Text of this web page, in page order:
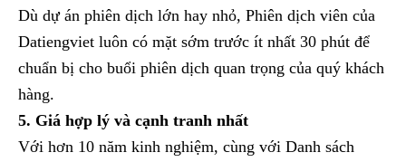
Dù dự án phiên dịch lớn hay nhỏ, Phiên dịch viên của
Datiengviet luôn có mặt sớm trước ít nhất 30 phút để
chuẩn bị cho buổi phiên dịch quan trọng của quý khách
hàng.
5. Giá hợp lý và cạnh tranh nhất
Với hơn 10 năm kinh nghiệm, cùng với Danh sách